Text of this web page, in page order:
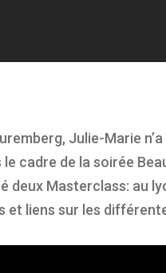
Julie-Marie
cadre de la soirée
Masterclass: au
et liens sur les